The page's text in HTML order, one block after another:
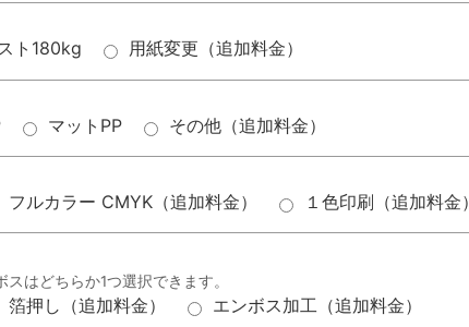
ト180kg 用紙変更（追加料金）
マットPP その他（追加料金）
フルカラー CMYK（追加料金） １色印刷（追加料金）
スはどちらか1つ選択できます。
箔押し（追加料金） エンボス加工（追加料金）